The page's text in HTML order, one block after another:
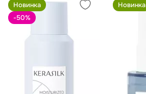
Новинка
-50%
Новинка